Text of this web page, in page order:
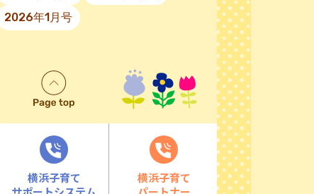
2026年1月号
横浜子育て
横浜子育て